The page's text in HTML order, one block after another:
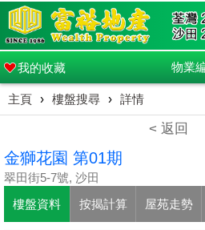
我的收藏 物業
主頁 › 樓盤搜尋 › 詳情
< 返回
金獅花園 第01期
翠田街5-7號, 沙田
樓盤資料 按揭計算 屋苑走勢